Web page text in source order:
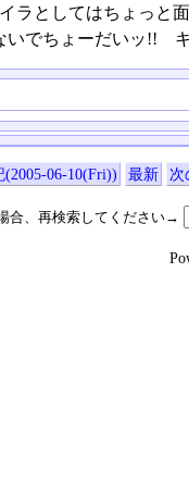
ラとしてはちょっと
いでちょーだいッ!!
(2005-06-10(Fri)) 最新 次
合、再検索してください→